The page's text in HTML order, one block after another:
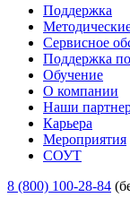
Поддержка
Сервисное
Поддержка
Обучение
О компании
Наши
Карьера
Мероприятия
СОУТ
8 (800) 100-28-84